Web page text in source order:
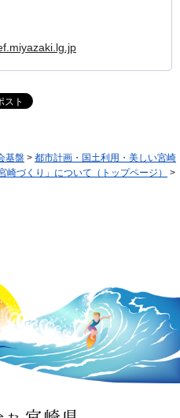
基盤 > 都市計画・国土利用・美しい宮崎
崎づくり」について（トップページ）
>